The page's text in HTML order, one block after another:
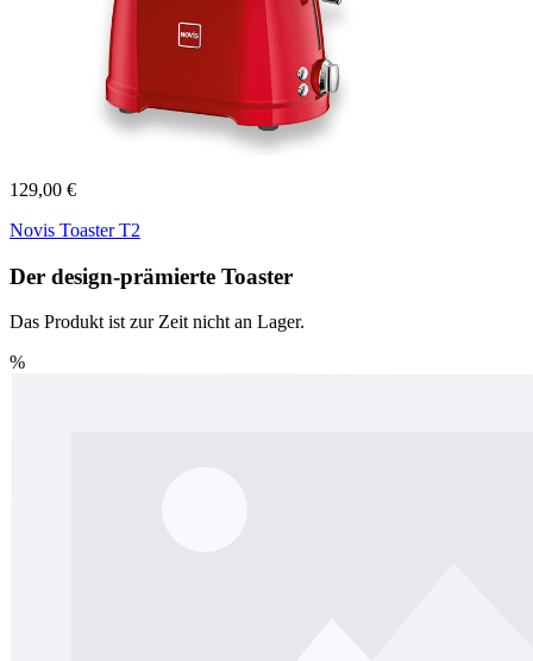
129,00 €
Novis Toaster T2
Der design-prämierte Toaster
Das Produkt ist zur Zeit nicht an Lager.
%